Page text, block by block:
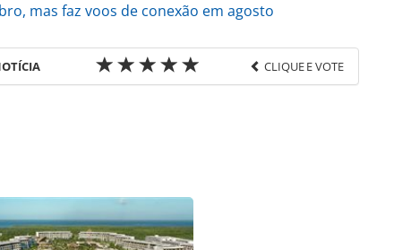
mas faz voos de conexão em agosto
CLIQUE E VOTE
eventos/2020/08/routes-promovera-evento-
ou as ferramentas oferecidas na
pela PANROTAS Editora é protegido pela legislação
reproduza o conteúdo sem autorização da